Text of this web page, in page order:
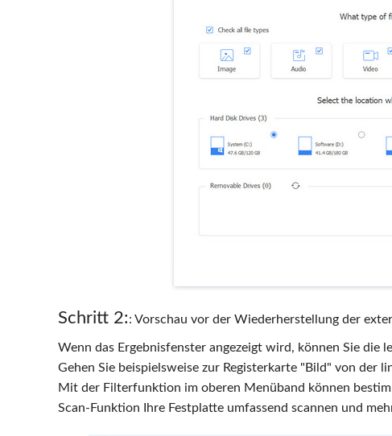
Schritt 2:: Vorschau vor der Wiederherstellung der
Wenn das Ergebnisfenster angezeigt wird, können Sie die
Gehen Sie beispielsweise zur Registerkarte "Bild" von der
Mit der Filterfunktion im oberen Menüband können
Scan-Funktion Ihre Festplatte umfassend scannen und